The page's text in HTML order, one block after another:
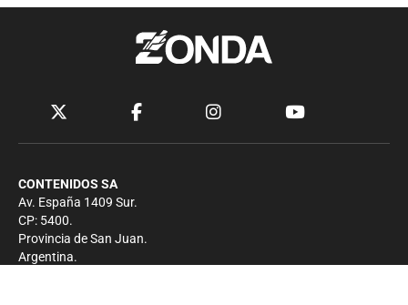
CONTENIDOS SA
Av. España 1409 Sur.
CP: 5400.
Provincia de San Juan.
Argentina.